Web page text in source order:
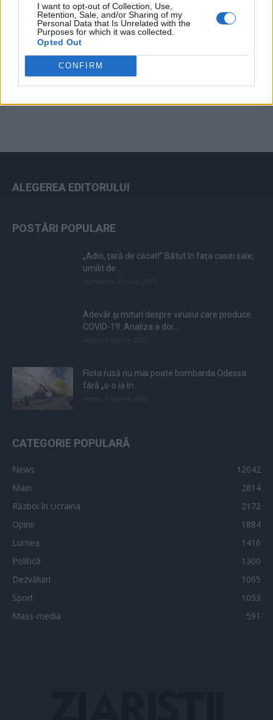
I want to opt-out of Collection, Use,
Retention, Sale, and/or Sharing of my
Personal Data that Is Unrelated with the
Purposes for which it was collected.
Opted Out
CONFIRM ad
ALEGEREA EDITORULUI
POSTĂRI POPULARE
„Adio, țară de căcat!” Bătut în fața casei sale,
umilit de...
Adevăr și mituri despre virusul care produce
COVID-19. Analiza a doi...
Flota rusă nu mai poate bombarda Odessa
fără „s-o ia în...
CATEGORIE POPULARĂ
News
12042
Main
2814
Război în Ucraina
2172
Opinii
1884
Lumea
1416
Politică
1300
Dezvăluiri
1065
Sport
1053
Mass-media
591